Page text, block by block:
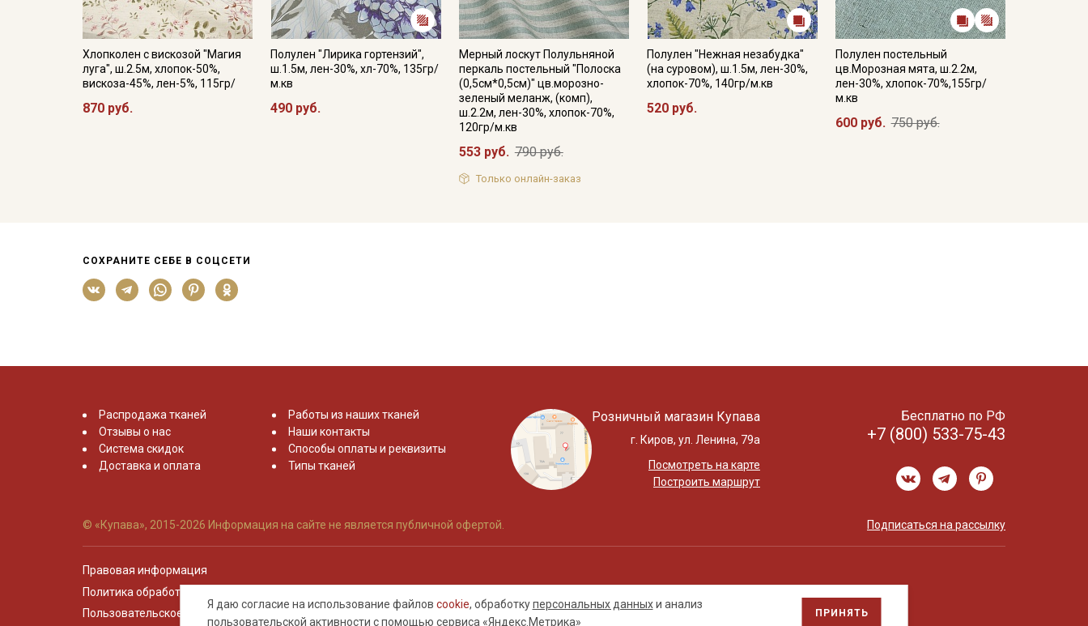
Хлопколен с вискозой "Магия
луга", ш.2.5м, хлопок-50%,
вискоза-45%, лен-5%, 115гр/
870 руб.
Полулен "Лирика гортензий",
ш.1.5м, лен-30%, хл-70%, 135гр/
м.кв
490 руб.
Мерный лоскут Полульняной
перкаль постельный "Полоска
(0,5см*0,5см)" цв.морозно-
зеленый меланж, (комп),
ш.2.2м, лен-30%, хлопок-70%,
120гр/м.кв
553 руб. 790 руб.
Только онлайн-заказ
Полулен "Нежная незабудка"
(на суровом), ш.1.5м, лен-30%,
хлопок-70%, 140гр/м.кв
520 руб.
Полулен постельный
цв.Морозная мята, ш.2.2м,
лен-30%, хлопок-70%,155гр/
м.кв
600 руб. 750 руб.
СОХРАНИТЕ СЕБЕ В СОЦСЕТИ
Я даю согласие на использование файлов cookie, обработкуперсональных данныхи анализ
пользовательской активности с помощью сервиса «Яндекс.Метрика»
ПРИНЯТЬ
Распродажа тканей
Отзывы о нас
Система скидок
Доставка и оплата
Работы из наших тканей
Наши контакты
Способы оплаты и реквизиты
Типы тканей
Розничный магазин Купава
г. Киров, ул. Ленина, 79а
Посмотреть на карте
Построить маршрут
Бесплатно по РФ
+7 (800) 533-75-43
© «Купава», 2015-2026 Информация на сайте не является публичной офертой. Подписаться на рассылку
Правовая информация
Политика обработки персональных данных
Пользовательское соглашение